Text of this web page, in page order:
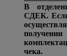
В
СДЕК. Если
чека.